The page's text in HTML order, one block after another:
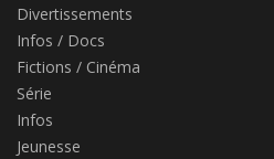
Divertissements
Infos / Docs
Fictions / Cinéma
Série
Infos
Jeunesse